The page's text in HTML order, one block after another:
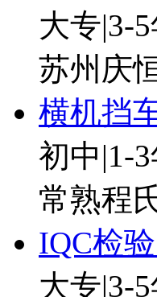
大专|3-
苏州庆
横机挡
初中|1-
常熟程
IQC检
大专|3-